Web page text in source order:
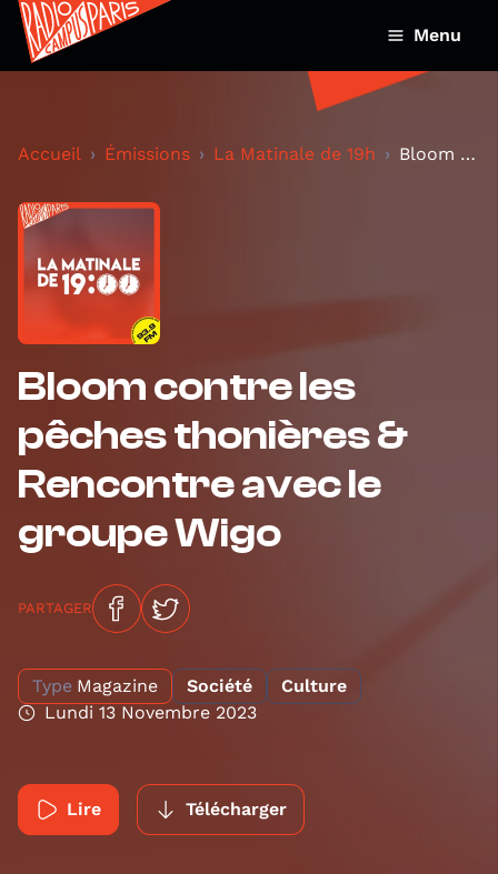
Menu
Accueil Émissions La Matinale de 19h Bloom contre les pêches thonières & Rencontre avec...
Bloom contre les
pêches thonières &
Rencontre avec le
groupe Wigo
PARTAGER
Type Magazine Société
Culture
Lundi 13 Novembre 2023
Lire Télécharger